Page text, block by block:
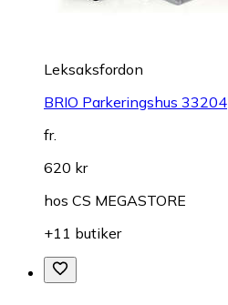
Leksaksfordon
BRIO Parkeringshus 33204
fr.
620 kr
hos CS MEGASTORE
+11 butiker